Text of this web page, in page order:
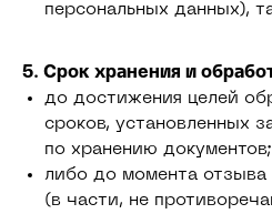
персональных данных),
5. Срок хранения и
до достижения целей
сроков, установленных
по хранению документов;
либо до момента отзыва
(в части, не